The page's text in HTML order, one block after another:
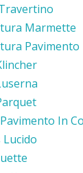
Marmette
In
Lucido